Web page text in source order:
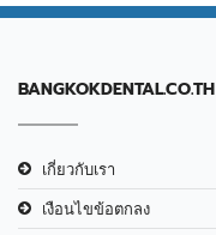
BANGKOKDENTAL.CO.TH
เกี่ยวกับเรา
เงือนไขข้อตกลง